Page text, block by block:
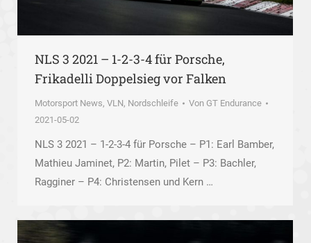
NLS 3 2021 – 1-2-3-4 für Porsche,
Frikadelli Doppelsieg vor Falken
Motorsport News, VLN, Nordschleife Von GT Endurance
2021-05-02
NLS 3 2021 – 1-2-3-4 für Porsche – P1: Earl Bamber,
Mathieu Jaminet, P2: Martin, Pilet – P3: Bachler,
Ragginer – P4: Christensen und Kern …